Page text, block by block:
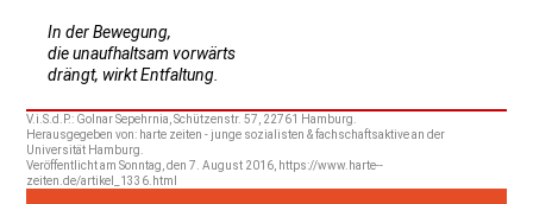
In der Bewegung,
die unaufhaltsam vorwärts
drängt, wirkt Entfaltung.
V.i.S.d.P.: Golnar Sepehrnia, Schützenstr. 57, 22761 Hamburg.
Herausgegeben von: harte zeiten - junge sozialisten & fachschaftsaktive an der
Universität Hamburg.
Veröffentlicht am Sonntag, den 7. August 2016, https://www.harte--
zeiten.de/artikel_1336.html